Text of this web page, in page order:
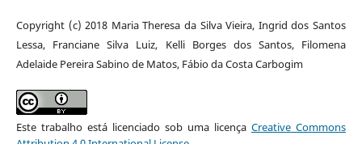
Copyright (c) 2018 Maria Theresa da Silva Vieira, Ingrid dos Santos
Lessa, Franciane Silva Luiz, Kelli Borges dos Santos, Filomena
Adelaide Pereira Sabino de Matos, Fábio da Costa Carbogim
Este trabalho está licenciado sob uma licençaCreative Commons